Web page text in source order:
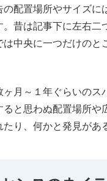
の配置場所やサイズに
。昔は記事下に左右二
中央に一つだけのと
ヶ月～１年ぐらいのス
と思わぬ配置場所や
り、何かと発見があ